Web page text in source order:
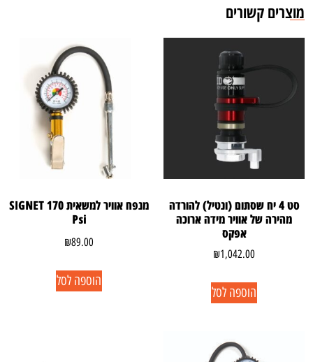
מוצרים קשורים
סט 4 יח שסתום (ונטיל) להורדה
מהירה של אוויר מידה ארוכה
אפקס
₪1,042.00
הוספה לסל
מנפח אוויר למשאית SIGNET 170
Psi
₪89.00
הוספה לסל